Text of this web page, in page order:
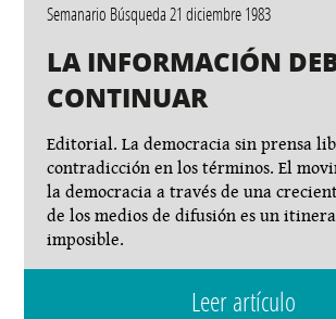
Semanario Búsqueda 21 diciembre 1983
LA INFORMACIÓN
CONTINUAR
Editorial. La democracia sin prensa
contradicción en los términos. El
la democracia a través de una
de los medios de difusión es un
imposible.
Leer artículo